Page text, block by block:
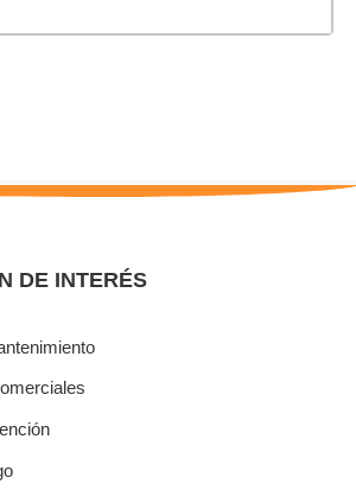
DE INTERÉS